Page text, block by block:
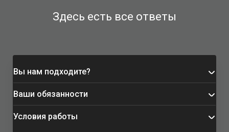
Здесь есть все ответы
Вы нам подходите?
У вас имеется опыт в должности - менеджер;
торговый представитель; продавец-консультант;
менеджер call центра. Приветствуются навыки
Ваши обязанности
Работа с теплой базой с целью продажи и /
Условия работы